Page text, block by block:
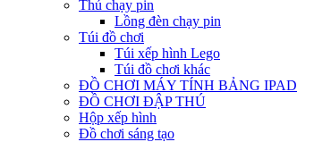
Thú chạy pin
Lồng đèn chạy pin
Túi đồ chơi
Túi xếp hình Lego
Túi đồ chơi khác
ĐỒ CHƠI MÁY TÍNH BẢNG IPAD
ĐỒ CHƠI ĐẬP THÚ
Hộp xếp hình
Đồ chơi sáng tạo